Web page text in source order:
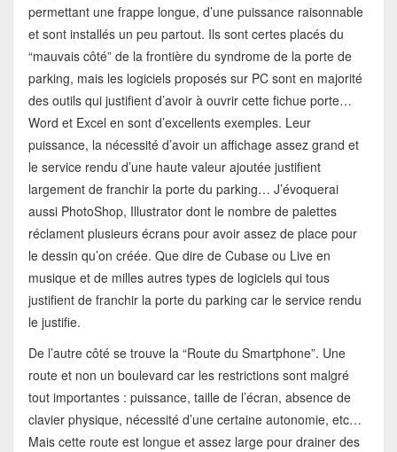
permettant une frappe longue, d’une puissance raisonnable
et sont installés un peu partout. Ils sont certes placés du
“mauvais côté” de la frontière du syndrome de la porte de
parking, mais les logiciels proposés sur PC sont en majorité
des outils qui justifient d’avoir à ouvrir cette fichue porte…
Word et Excel en sont d’excellents exemples. Leur
puissance, la nécessité d’avoir un affichage assez grand et
le service rendu d’une haute valeur ajoutée justifient
largement de franchir la porte du parking… J’évoquerai
aussi PhotoShop, Illustrator dont le nombre de palettes
réclament plusieurs écrans pour avoir assez de place pour
le dessin qu’on créée. Que dire de Cubase ou Live en
musique et de milles autres types de logiciels qui tous
justifient de franchir la porte du parking car le service rendu
le justifie.
De l’autre côté se trouve la “Route du Smartphone”. Une
route et non un boulevard car les restrictions sont malgré
tout importantes : puissance, taille de l’écran, absence de
clavier physique, nécessité d’une certaine autonomie, etc…
Mais cette route est longue et assez large pour drainer des